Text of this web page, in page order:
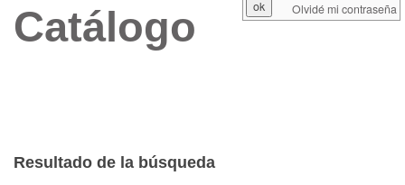
Catálogo
Resultado de la búsqueda
Olvidé mi contraseña